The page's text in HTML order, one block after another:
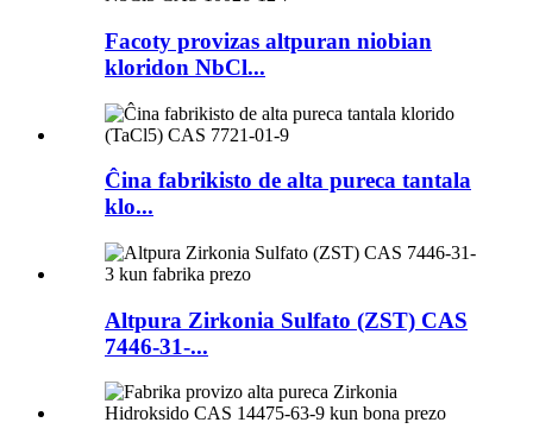
Facoty provizas altpuran niobian
kloridon NbCl...
Ĉina fabrikisto de alta pureca tantala
klo...
Altpura Zirkonia Sulfato (ZST) CAS
7446-31-...